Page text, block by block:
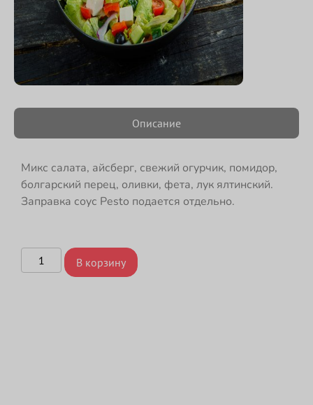
Описание
Микс салата, айсберг, свежий огурчик, помидор,
болгарский перец, оливки, фета, лук ялтинский.
Заправка соус Pesto подается отдельно.
В корзину